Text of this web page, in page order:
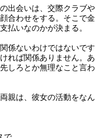
出会いは、交際クラブ
合わせをする。そこで
払いなのかが決まる。
関係ないわけではないで
れば関係ありません。
しろとか無理なこと言
親は、彼女の活動をな